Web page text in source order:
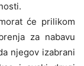
će prilikom
za nabavu
njegov izabrani